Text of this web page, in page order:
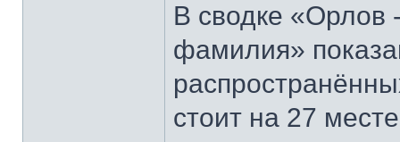
В сводке «Орлов
фамилия»
стоит на 27